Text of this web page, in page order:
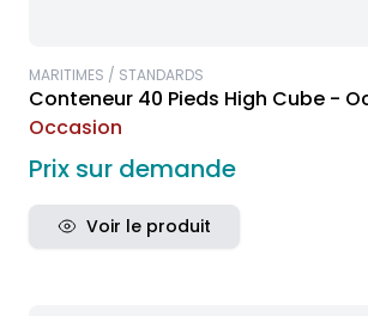
MARITIMES / STANDARDS
Conteneur 40 Pieds High Cube -
Occasion
Prix sur demande
Voir le produit